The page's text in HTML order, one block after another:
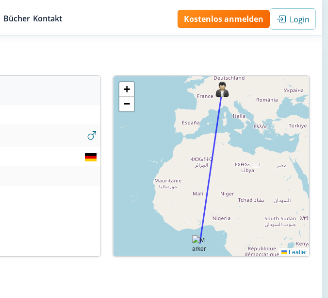
Bücher Kontakt Kostenlos anmelden Login
+
−
Leaflet